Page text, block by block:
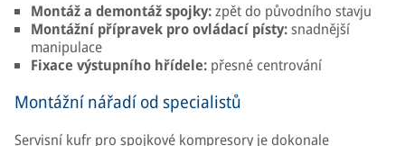
Montáž a demontáž spojky:zpět do původního stavju
Montážní přípravek pro ovládací písty:snadnější
manipulace
Fixace výstupního hřídele: přesné centrování
Montážní nářadí od specialistů
Servisní kufr pro spojkové kompresory je dokonale